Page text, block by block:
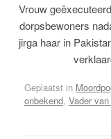
Vrouw
dorpsbewoners
jirga haar in
Geplaatst in
onbekend, Vader